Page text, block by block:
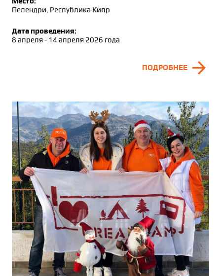
Пелендри, Республика Кипр
Дата проведения:
8 апреля - 14 апреля 2026 года
arrow_forward